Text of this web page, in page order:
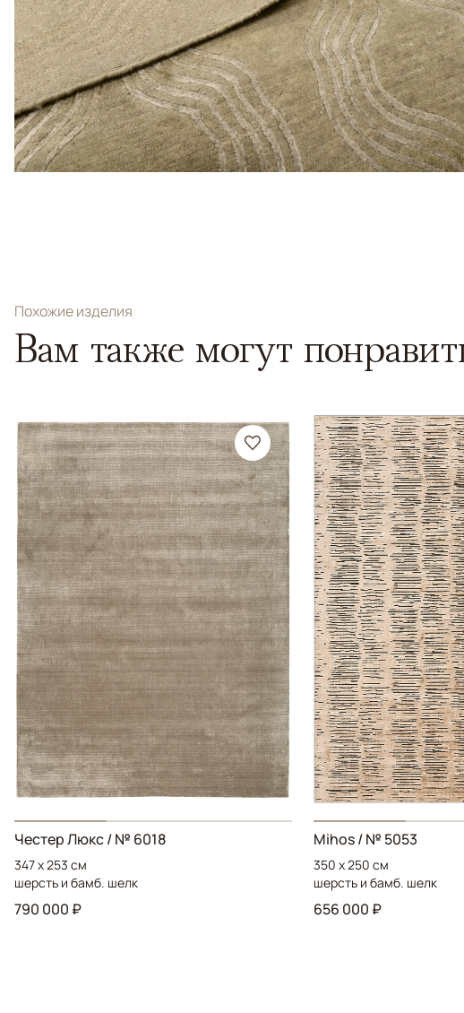
Похожие изделия
Вам также могут
Честер Люкс / № 6018
347 x 253 см
шерсть и бамб. шелк
790 000 ₽
Mihos / № 5053
350 x 250 см
шерсть и бамб. шелк
656 000 ₽